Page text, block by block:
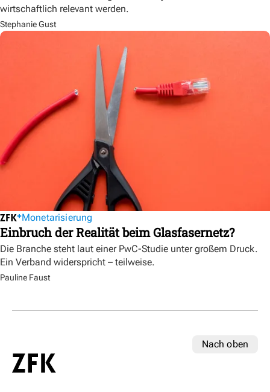
wirtschaftlich relevant werden.
Stephanie Gust
Monetarisierung
Einbruch der Realität beim Glasfasernetz?
Die Branche steht laut einer PwC-Studie unter großem Druck.
Ein Verband widerspricht – teilweise.
Pauline Faust
Nach oben